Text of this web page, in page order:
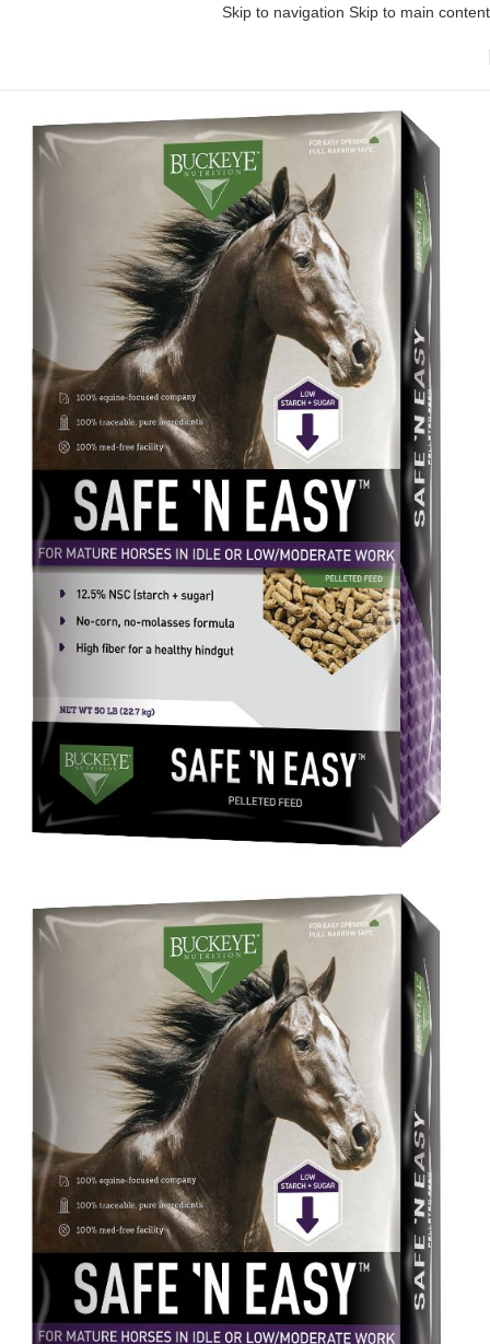
Skip to navigation Skip to main content